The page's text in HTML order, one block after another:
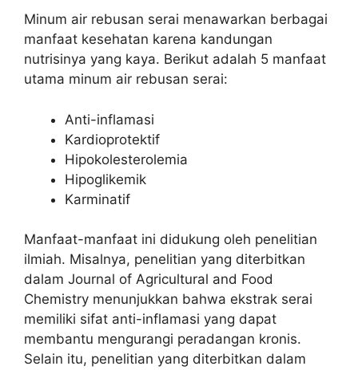
Minum air rebusan serai menawarkan berbagai
manfaat kesehatan karena kandungan
nutrisinya yang kaya. Berikut adalah 5 manfaat
utama minum air rebusan serai:
Anti-inflamasi
Kardioprotektif
Hipokolesterolemia
Hipoglikemik
Karminatif
Manfaat-manfaat ini didukung oleh penelitian
ilmiah. Misalnya, penelitian yang diterbitkan
dalam Journal of Agricultural and Food
Chemistry menunjukkan bahwa ekstrak serai
memiliki sifat anti-inflamasi yang dapat
membantu mengurangi peradangan kronis.
Selain itu, penelitian yang diterbitkan dalam